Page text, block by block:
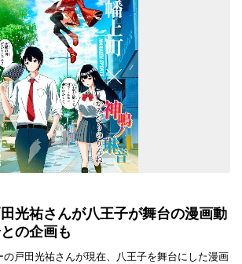
光祐さんが八王子が舞台の漫画動
の企画も
の戸田光祐さんが現在、八王子を舞台にした漫画